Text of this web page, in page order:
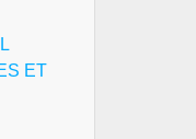
ET